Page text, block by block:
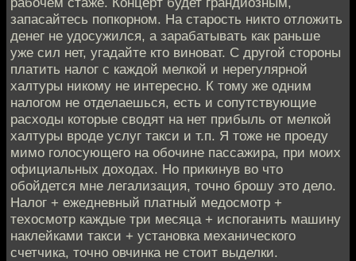
запасайтесь попкорном. На старость никто отложить
денег не удосужился, а зарабатывать как раньше
уже сил нет, угадайте кто виноват. С другой стороны
платить налог с каждой мелкой и нерегулярной
халтуры никому не интересно. К тому же одним
налогом не отделаешься, есть и сопутствующие
расходы которые сводят на нет прибыль от мелкой
халтуры вроде услуг такси и т.п. Я тоже не проеду
мимо голосующего на обочине пассажира, при моих
официальных доходах. Но прикинув во что
обойдется мне легализация, точно брошу это дело.
Налог + ежедневный платный медосмотр +
техосмотр каждые три месяца + испоганить машину
наклейками такси + установка механического
счетчика, точно овчинка не стоит выделки.